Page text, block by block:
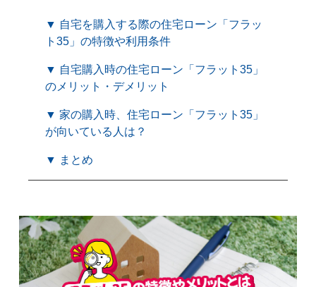
▼ 自宅を購入する際の住宅ローン「フラッ
ト35」の特徴や利用条件
▼ 自宅購入時の住宅ローン「フラット35」
のメリット・デメリット
▼ 家の購入時、住宅ローン「フラット35」
が向いている人は？
▼ まとめ